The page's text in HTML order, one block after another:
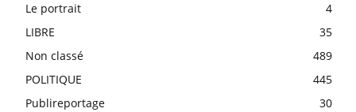
Le portrait
4
LIBRE
35
Non classé
489
POLITIQUE
445
Publireportage
30